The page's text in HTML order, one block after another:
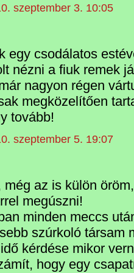
szeptember 3. 10:05
egy csodálatos
nézni a fiuk remek
nagyon régen
megközelítően
tovább!
szeptember 5. 19:07
az is külön
megúszni!
minden meccs
szúrkoló társam
kérdése mikor
hogy egy